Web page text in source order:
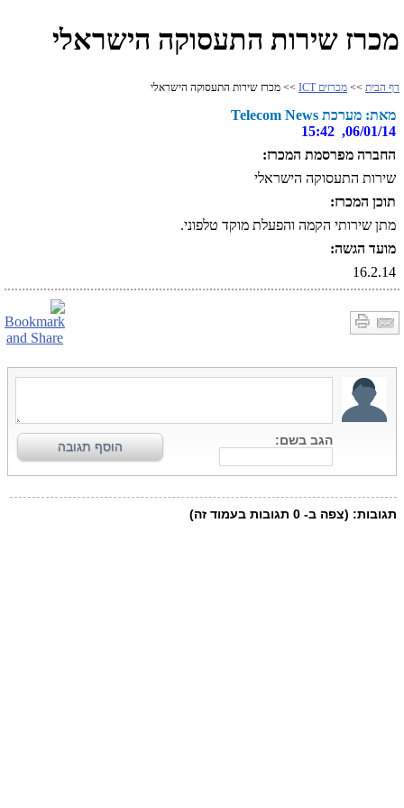
מכרז שירות התעסוקה הישראלי
דף הבית >> מכרזים ICT >> מכרז שירות התעסוקה הישראלי
מאת: מערכת Telecom News
06/01/14, 15:42
החברה מפרסמת המכרז:
שירות התעסוקה הישראלי
תוכן המכרז:
מתן שירותי הקמה והפעלת מוקד טלפוני.
מועד הגשה:
16.2.14